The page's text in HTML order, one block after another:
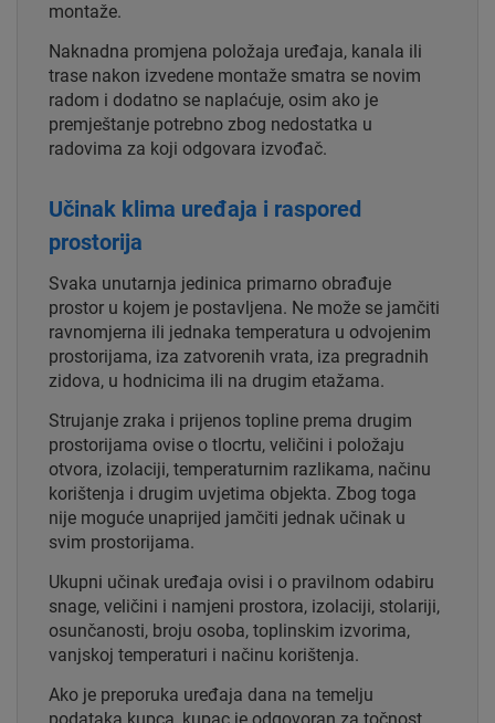
montaže.
Naknadna promjena položaja uređaja, kanala ili
trase nakon izvedene montaže smatra se novim
radom i dodatno se naplaćuje, osim ako je
premještanje potrebno zbog nedostatka u
radovima za koji odgovara izvođač.
Učinak klima uređaja i raspored
prostorija
Svaka unutarnja jedinica primarno obrađuje
prostor u kojem je postavljena. Ne može se jamčiti
ravnomjerna ili jednaka temperatura u odvojenim
prostorijama, iza zatvorenih vrata, iza pregradnih
zidova, u hodnicima ili na drugim etažama.
Strujanje zraka i prijenos topline prema drugim
prostorijama ovise o tlocrtu, veličini i položaju
otvora, izolaciji, temperaturnim razlikama, načinu
korištenja i drugim uvjetima objekta. Zbog toga
nije moguće unaprijed jamčiti jednak učinak u
svim prostorijama.
Ukupni učinak uređaja ovisi i o pravilnom odabiru
snage, veličini i namjeni prostora, izolaciji, stolariji,
osunčanosti, broju osoba, toplinskim izvorima,
vanjskoj temperaturi i načinu korištenja.
Ako je preporuka uređaja dana na temelju